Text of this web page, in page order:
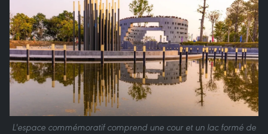
L'espace commémoratif comprend une cour et un lac formé de